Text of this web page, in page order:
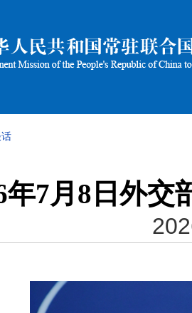
年7月8日外交